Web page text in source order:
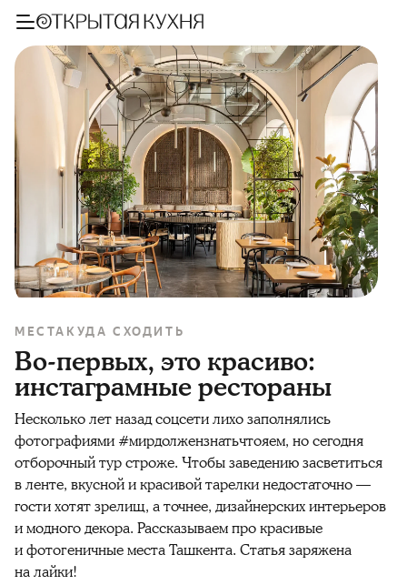
МЕСТА КУДА СХОДИТЬ
Во-первых, это красиво:
инстаграмные рестораны
Несколько лет назад соцсети лихо заполнялись
фотографиями #мирдолжензнатьчтояем, но сегодня
отборочный тур строже. Чтобы заведению засветиться
в ленте, вкусной и красивой тарелки недостаточно —
гости хотят зрелищ, а точнее, дизайнерских интерьеров
и модного декора. Рассказываем про красивые
и фотогеничные места Ташкента. Статья заряжена
на лайки!